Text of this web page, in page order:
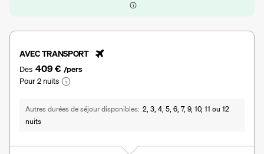
AVEC TRANSPORT
Dès 409 € /pers
Pour 2 nuits
Autres durées de séjour disponibles 2, 3, 4, 5, 6, 7, 9, 10, 11 ou 12
nuits